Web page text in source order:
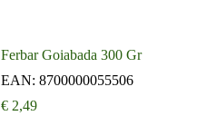
Ferbar Goiabada 300 Gr
EAN:8700000055506
€ 2,49